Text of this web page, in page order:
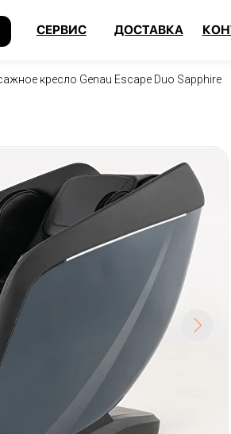
КОНТАКТЫ
ДОСТАВКА
СЕРВИС
кресло Genau Escape Duo Sapphire